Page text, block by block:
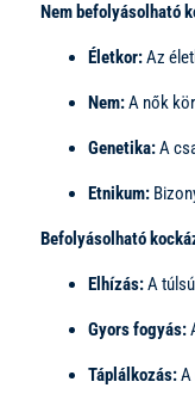
Nem befolyásolható
Életkor:Az
Nem:A nők
Genetika:A
Etnikum:
Befolyásolható
Elhízás:A
Gyors fogyás:
Táplálkozás:A